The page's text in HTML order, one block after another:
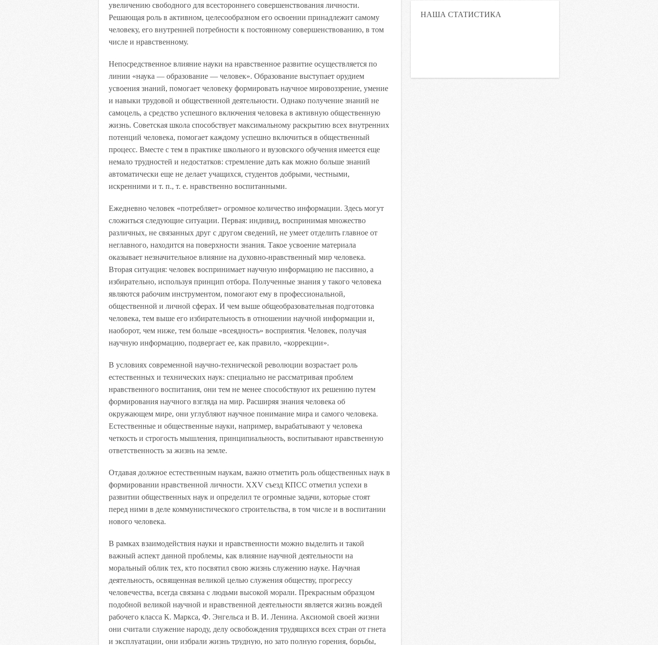
увеличению свободного для всестороннего совершенствования личности.
Решающая роль в активном, целесообразном его освоении принадлежит самому
человеку, его внутренней потребности к постоянному совершенствованию, в том
числе и нравственному.
Непосредственное влияние науки на нравственное развитие осуществляется по
линии «наука — образование — человек». Образование выступает орудием
усвоения знаний, помогает человеку формировать научное мировоззрение, умение
и навыки трудовой и общественной деятельности. Однако получение знаний не
самоцель, а средство успешного включения человека в активную общественную
жизнь. Советская школа способствует максимальному раскрытию всех внутренних
потенций человека, помогает каждому успешно включиться в общественный
процесс. Вместе с тем в практике школьного и вузовского обучения имеется еще
немало трудностей и недостатков: стремление дать как можно больше знаний
автоматически еще не делает учащихся, студентов добрыми, честными,
искренними и т. п., т. е. нравственно воспитанными.
Ежедневно человек «потребляет» огромное количество информации. Здесь могут
сложиться следующие ситуации. Первая: индивид, воспринимая множество
различных, не связанных друг с другом сведений, не умеет отделить главное от
неглавного, находится на поверхности знания. Такое усвоение материала
оказывает незначительное влияние на духовно-нравственный мир человека.
Вторая ситуация: человек воспринимает научную информацию не пассивно, а
избирательно, используя принцип отбора. Полученные знания у такого человека
являются рабочим инструментом, помогают ему в профессиональной,
общественной и личной сферах. И чем выше общеобразовательная подготовка
человека, тем выше его избирательность в отношении научной информации и,
наоборот, чем ниже, тем больше «всеядность» восприятия. Человек, получая
научную информацию, подвергает ее, как правило, «коррекции».
В условиях современной научно-технической революции возрастает роль
естественных и технических наук: специально не рассматривая проблем
нравственного воспитания, они тем не менее способствуют их решению путем
формирования научного взгляда на мир. Расширяя знания человека об
окружающем мире, они углубляют научное понимание мира и самого человека.
Естественные и общественные науки, например, вырабатывают у человека
четкость и строгость мышления, принципиальность, воспитывают нравственную
ответственность за жизнь на земле.
Отдавая должное естественным наукам, важно отметить роль общественных наук в
формировании нравственной личности. XXV съезд КПСС отметил успехи в
развитии общественных наук и определил те огромные задачи, которые стоят
перед ними в деле коммунистического строительства, в том числе и в воспитании
нового человека.
В рамках взаимодействия науки и нравственности можно выделить и такой
важный аспект данной проблемы, как влияние научной деятельности на
моральный облик тех, кто посвятил свою жизнь служению науке. Научная
деятельность, освященная великой целью служения обществу, прогрессу
человечества, всегда связана с людьми высокой морали. Прекрасным образцом
подобной великой научной и нравственной деятельности является жизнь вождей
рабочего класса К. Маркса, Ф. Энгельса и В. И. Ленина. Аксиомой своей жизни
они считали служение народу, делу освобождения трудящихся всех стран от гнета
и эксплуатации, они избрали жизнь трудную, но зато полную горения, борьбы,
НАША СТАТИСТИКА